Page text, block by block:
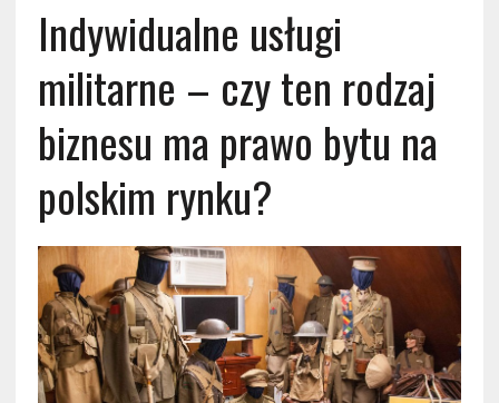
Indywidualne usługi
militarne – czy ten rodzaj
biznesu ma prawo bytu na
polskim rynku?